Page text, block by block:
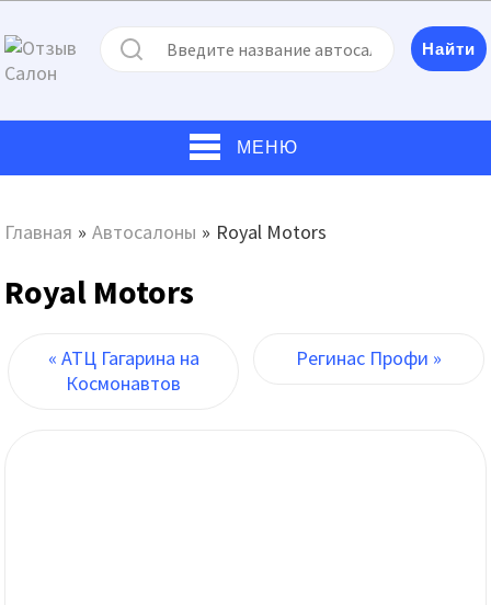
МЕНЮ
Главная » Автосалоны » Royal Motors
Royal Motors
« АТЦ Гагарина на
Космонавтов
Регинас Профи »